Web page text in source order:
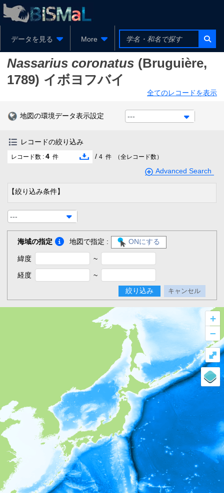
データを見る More
Nassarius coronatus (Bruguière,
1789) イボヨフバイ
全てのレコードを表示
地図の環境データ表示設定 ---
レコードの絞り込み
レコード数 : 4 件 / 4 件 （全レコード数）
Advanced Search
【絞り込み条件】
---
海域の指定 地図で指定 : ONにする
緯度 ~
経度
~
絞り込み
キャンセル
+
–
⤢